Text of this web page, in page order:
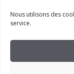
Nous utilisons des
service.